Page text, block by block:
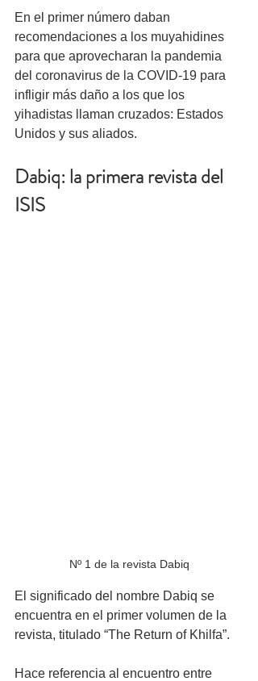
En el primer número daban
recomendaciones a los muyahidines
para que aprovecharan la pandemia
del coronavirus de la COVID-19 para
infligir más daño a los que los
yihadistas llaman cruzados: Estados
Unidos y sus aliados.
Dabiq: la primera revista del
ISIS
Nº 1 de la revista Dabiq
El significado del nombre Dabiq se
encuentra en el primer volumen de la
revista, titulado “The Return of Khilfa”.
Hace referencia al encuentro entre